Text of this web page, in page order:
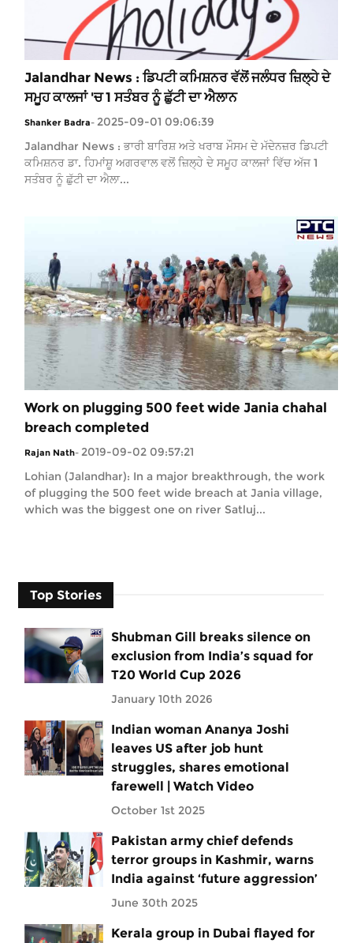
Jalandhar News : ਡਿਪਟੀ ਕਮਿਸ਼ਨਰ ਵੱਲੋਂ ਜਲੰਧਰ ਜ਼ਿਲ੍ਹੇ ਦੇ
ਸਮੂਹ ਕਾਲਜਾਂ 'ਚ 1 ਸਤੰਬਰ ਨੂੰ ਛੁੱਟੀ ਦਾ ਐਲਾਨ
Shanker Badra- 2025-09-01 09:06:39
Jalandhar News : ਭਾਰੀ ਬਾਰਿਸ਼ ਅਤੇ ਖਰਾਬ ਮੌਸਮ ਦੇ ਮੱਦੇਨਜ਼ਰ ਡਿਪਟੀ
ਕਮਿਸ਼ਨਰ ਡਾ. ਹਿਮਾਂਸ਼ੂ ਅਗਰਵਾਲ ਵਲੋਂ ਜ਼ਿਲ੍ਹੇ ਦੇ ਸਮੂਹ ਕਾਲਜਾਂ ਵਿੱਚ ਅੱਜ 1
ਸਤੰਬਰ ਨੂੰ ਛੁੱਟੀ ਦਾ ਐਲਾ...
Work on plugging 500 feet wide Jania chahal
breach completed
Rajan Nath- 2019-09-02 09:57:21
Lohian (Jalandhar): In a major breakthrough, the work
of plugging the 500 feet wide breach at Jania village,
which was the biggest one on river Satluj...
Top Stories
Shubman Gill breaks silence on
exclusion from India’s squad for
T20 World Cup 2026
January 10th 2026
Indian woman Ananya Joshi
leaves US after job hunt
struggles, shares emotional
farewell | Watch Video
October 1st 2025
Pakistan army chief defends
terror groups in Kashmir, warns
India against ‘future aggression’
June 30th 2025
Kerala group in Dubai flayed for